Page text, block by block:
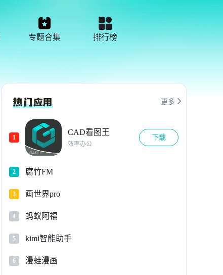
专题合集 排行榜
更多 
1
CAD看图王
效率办公
下载
2 腐竹FM
3 画世界pro
4 蚂蚁阿福
5 kimi智能助手
6 漫蛙漫画